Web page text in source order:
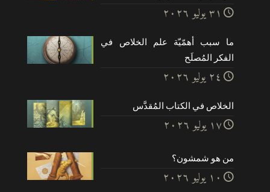
۳۱ يوليو ۲۰۲٦
ما سبب أهمّيّة علم الخلاص في
الفكر المُصلَح
۲٤ يوليو ۲۰۲٦
الخلاص في الكتاب المُقدَّس
۱۷ يوليو ۲۰۲٦
من هو شمشون؟
۱۰ يوليو ۲۰۲٦